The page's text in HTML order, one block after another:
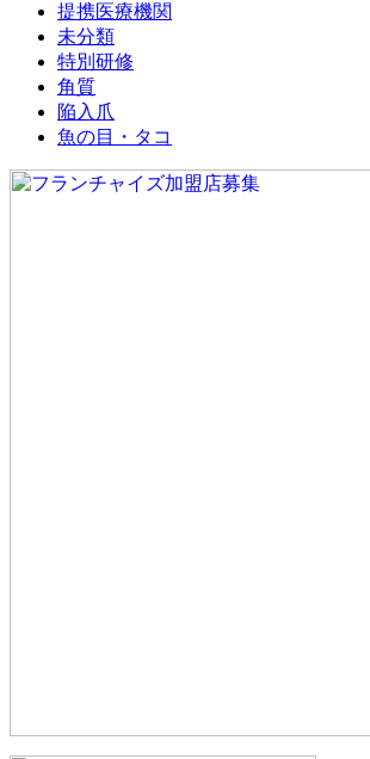
提携医療機関
未分類
特別研修
角質
陥入爪
魚の目・タコ